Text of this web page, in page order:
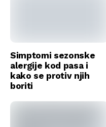
Simptomi sezonske
alergije kod pasa i
kako se protiv njih
boriti